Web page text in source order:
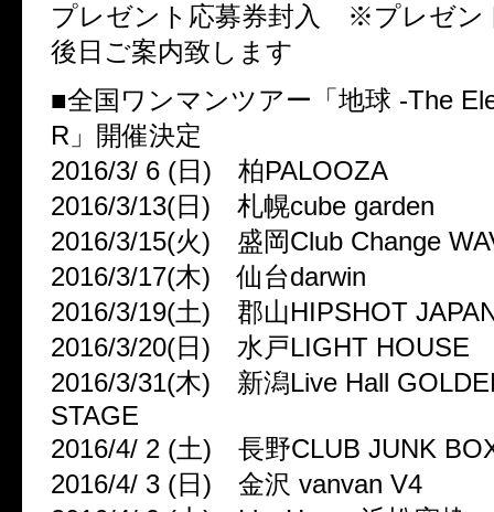
プレゼント応募券封入 ※プレゼン
後日ご案内致します
■全国ワンマンツアー「地球 -The
R」開催決定
2016/3/ 6 (日) 柏PALOOZA
2016/3/13(日) 札幌cube garden
2016/3/15(火) 盛岡Club Change
2016/3/17(木) 仙台darwin
2016/3/19(土) 郡山HIPSHOT
2016/3/20(日) 水戸LIGHT HOUSE
2016/3/31(木) 新潟Live Hall
STAGE
2016/4/ 2 (土) 長野CLUB JUNK
2016/4/ 3 (日) 金沢 vanvan V4